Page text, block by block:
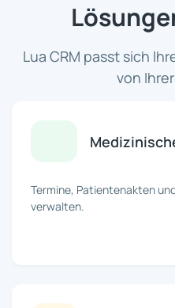
Lua CRM passt sich
von
Termine, Patientenakten
verwalten.